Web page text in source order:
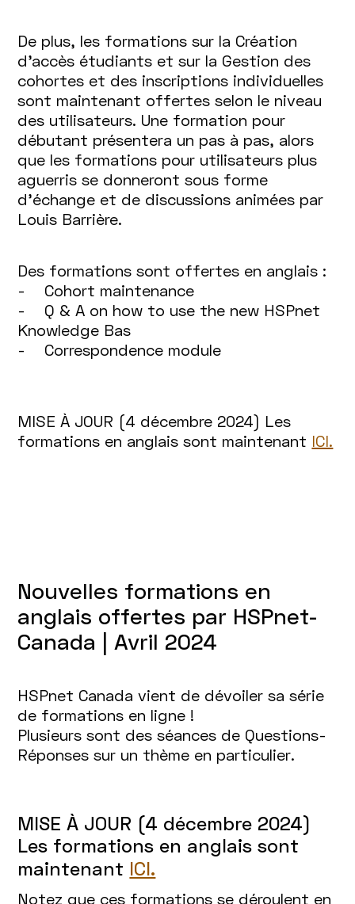
De plus, les formations sur la Création
d’accès étudiants et sur la Gestion des
cohortes et des inscriptions individuelles
sont maintenant offertes selon le niveau
des utilisateurs. Une formation pour
débutant présentera un pas à pas, alors
que les formations pour utilisateurs plus
aguerris se donneront sous forme
d’échange et de discussions animées par
Louis Barrière.
Des formations sont offertes en anglais :
- Cohort maintenance
- Q & A on how to use the new HSPnet
Knowledge Bas
- Correspondence module
MISE À JOUR (4 décembre 2024) Les
formations en anglais sont maintenant ICI.
Nouvelles formations en
anglais offertes par HSPnet-
Canada | Avril 2024
HSPnet Canada vient de dévoiler sa série
de formations en ligne !
Plusieurs sont des séances de Questions-
Réponses sur un thème en particulier.
MISE À JOUR (4 décembre 2024)
Les formations en anglais sont
maintenant ICI.
Notez que ces formations se déroulent en